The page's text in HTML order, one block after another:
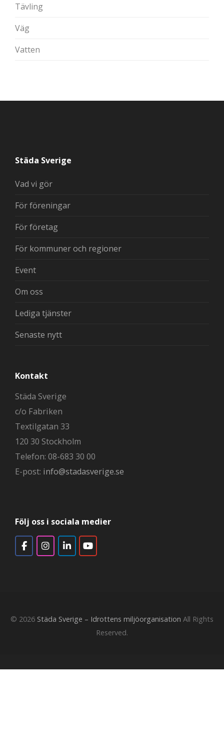
Tävling
Väg
Vatten
Städa Sverige
Vad vi gör
För föreningar
För företag
För kommuner och regioner
Event
Om oss
Lediga tjänster
Senaste nytt
Kontakt
Städa Sverige
c/o Fabriken
Textilgatan 33
120 30 Stockholm
Telefon: 08-683 30 00
E-post: info@stadasverige.se
Följ oss i sociala medier
© 2026 Städa Sverige – Idrottens miljöorganisation All Rights
Reserved.